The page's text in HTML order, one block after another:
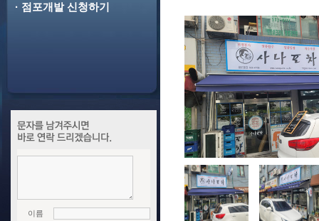
· 점포개발 신청하기
이름